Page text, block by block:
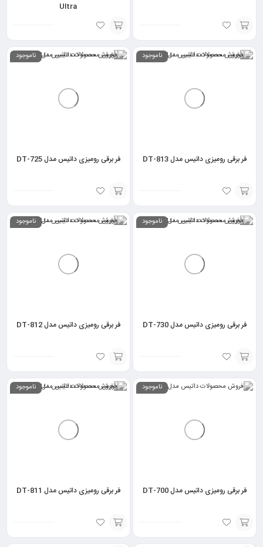
گزینه
Ultra
گزینه
ناموجود
فر برقی رومیزی داتیس مدل DT-813
گزینه
ناموجود
فر برقی رومیزی داتیس مدل DT-725
گزینه
ناموجود
فر برقی رومیزی داتیس مدل DT-730
گزینه
ناموجود
فر برقی رومیزی داتیس مدل DT-812
گزینه
ناموجود
فر برقی رومیزی داتیس مدل DT-700
ناموجود
فر برقی رومیزی داتیس مدل DT-811